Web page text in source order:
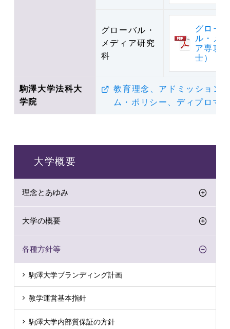
グローバル・
メディア研究
科
グロー
ル・メ
ア専攻
士）
駒澤大学法科大
学院
教育理念、アドミッション
ム・ポリシー、ディプロマ
大学概要
理念とあゆみ
大学の概要
各種方針等
駒澤大学ブランディング計画
教学運営基本指針
駒澤大学内部質保証の方針